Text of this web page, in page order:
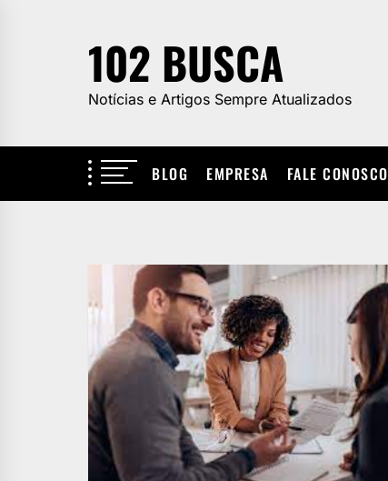
102 BUSCA
Notícias e Artigos Sempre Atualizados
BLOG EMPRESA FALE CONOSCO